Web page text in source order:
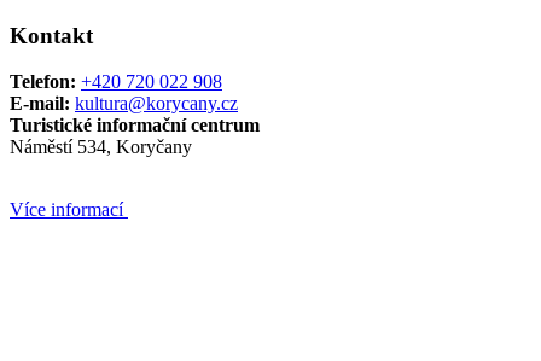
Kontakt
Telefon: +420 720 022 908
E-mail: kultura@korycany.cz
Turistické informační centrum
Náměstí 534, Koryčany
Více informací